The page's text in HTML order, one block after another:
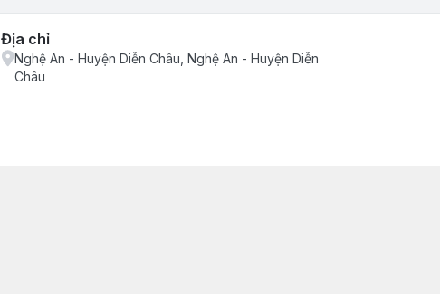
Địa chỉ
Nghệ An - Huyện Diễn Châu, Nghệ An - Huyện Diễn
Châu